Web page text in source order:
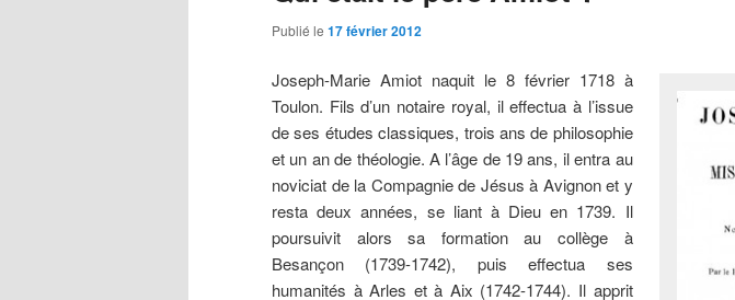
Publié le 17 février 2012
Joseph-Marie Amiot naquit le 8 février 1718 à
Toulon. Fils d’un notaire royal, il effectua à l’issue
de ses études classiques, trois ans de philosophie
et un an de théologie. A l’âge de 19 ans, il entra au
noviciat de la Compagnie de Jésus à Avignon et y
resta deux années, se liant à Dieu en 1739. Il
poursuivit alors sa formation au collège à
Besançon (1739-1742), puis effectua ses
humanités à Arles et à Aix (1742-1744). Il apprit